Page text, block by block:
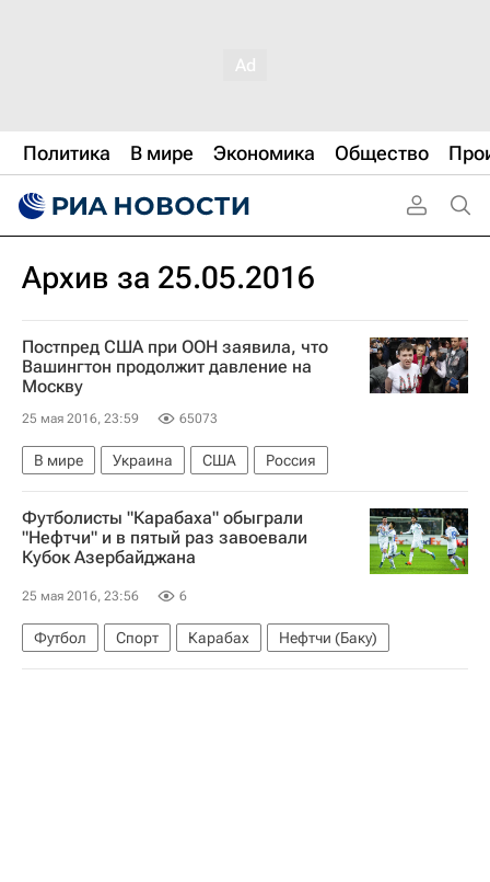
Политика В мире Экономика Общество
Архив за 25.05.2016
Постпред США при ООН заявила, что
Вашингтон продолжит давление на
Москву
25 мая 2016, 23:59 65073
В мире Украина США Россия
Футболисты "Карабаха" обыграли
"Нефтчи" и в пятый раз завоевали
Кубок Азербайджана
25 мая 2016, 23:56 6
Футбол Спорт Карабах Нефтчи (Баку)